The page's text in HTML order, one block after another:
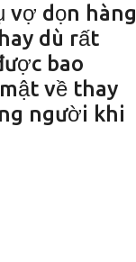
vợ dọn hàng
dù rất
bao
về thay
người khi